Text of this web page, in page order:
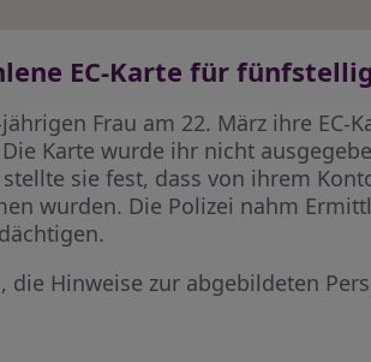
EC-Karte für
Frau am 22. März ihre
Karte wurde ihr nicht
sie fest, dass von ihrem
wurden. Die Polizei nahm
die Hinweise zur abgebildeten